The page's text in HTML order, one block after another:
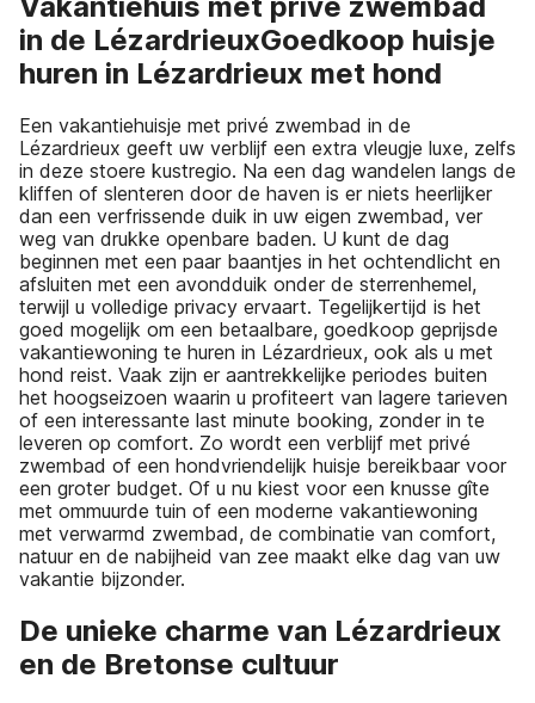
Vakantiehuis met prive zwembad
in de LézardrieuxGoedkoop huisje
huren in Lézardrieux met hond
Een vakantiehuisje met privé zwembad in de
Lézardrieux geeft uw verblijf een extra vleugje luxe, zelfs
in deze stoere kustregio. Na een dag wandelen langs de
kliffen of slenteren door de haven is er niets heerlijker
dan een verfrissende duik in uw eigen zwembad, ver
weg van drukke openbare baden. U kunt de dag
beginnen met een paar baantjes in het ochtendlicht en
afsluiten met een avondduik onder de sterrenhemel,
terwijl u volledige privacy ervaart. Tegelijkertijd is het
goed mogelijk om een betaalbare, goedkoop geprijsde
vakantiewoning te huren in Lézardrieux, ook als u met
hond reist. Vaak zijn er aantrekkelijke periodes buiten
het hoogseizoen waarin u profiteert van lagere tarieven
of een interessante last minute booking, zonder in te
leveren op comfort. Zo wordt een verblijf met privé
zwembad of een hondvriendelijk huisje bereikbaar voor
een groter budget. Of u nu kiest voor een knusse gîte
met ommuurde tuin of een moderne vakantiewoning
met verwarmd zwembad, de combinatie van comfort,
natuur en de nabijheid van zee maakt elke dag van uw
vakantie bijzonder.
De unieke charme van Lézardrieux
en de Bretonse cultuur